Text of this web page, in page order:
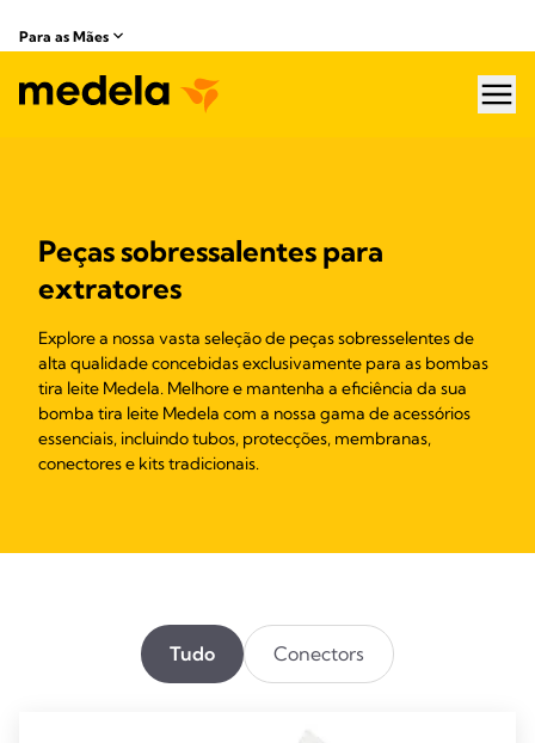
Para as Mães
Peças sobressalentes para
extratores
Explore a nossa vasta seleção de peças sobresselentes de
alta qualidade concebidas exclusivamente para as bombas
tira leite Medela. Melhore e mantenha a eficiência da sua
bomba tira leite Medela com a nossa gama de acessórios
essenciais, incluindo tubos, protecções, membranas,
conectores e kits tradicionais.
Tudo Conectors